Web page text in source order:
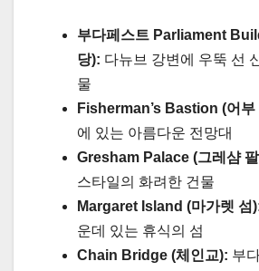
부다페스트 Parliament
당): 다뉴브 강변에 우뚝 선
물
Fisherman’s Bastion (어부
에 있는 아름다운 전망대
Gresham Palace (그레샴
스타일의 화려한 건물
Margaret Island (마가렛 섬
운데 있는 휴식의 섬
Chain Bridge (체인교): 부